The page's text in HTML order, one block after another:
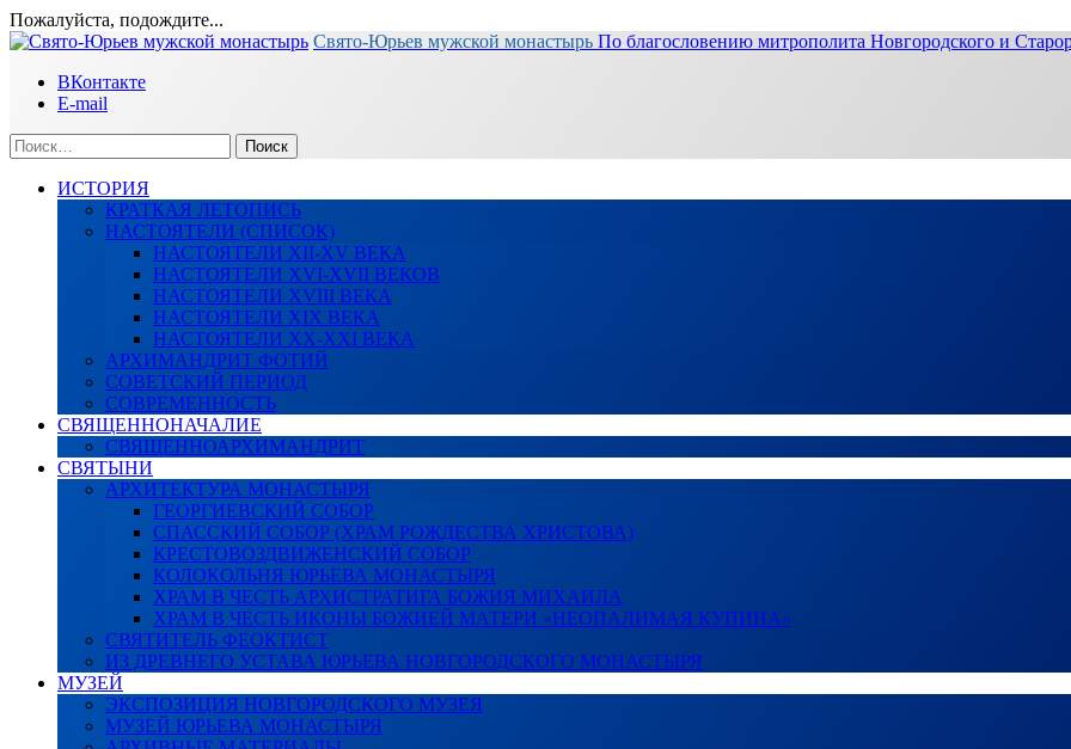
Пожалуйста, подождите...
Перейти
содержимому
Свято-Юрьев мужской монастырь По благословению митрополита Новгородского и
ВКонтакте
E-mail
Найти:
ИСТОРИЯ
КРАТКАЯ ЛЕТОПИСЬ
НАСТОЯТЕЛИ (СПИСОК)
НАСТОЯТЕЛИ XII-XV ВЕКА
НАСТОЯТЕЛИ XVI-XVII ВЕКОВ
НАСТОЯТЕЛИ XVIII ВЕКА
НАСТОЯТЕЛИ XIX ВЕКА
НАСТОЯТЕЛИ XX-XXI ВЕКА
АРХИМАНДРИТ ФОТИЙ
СОВЕТСКИЙ ПЕРИОД
СОВРЕМЕННОСТЬ
СВЯЩЕННОНАЧАЛИЕ
СВЯЩЕННОАРХИМАНДРИТ
СВЯТЫНИ
АРХИТЕКТУРА МОНАСТЫРЯ
ГЕОРГИЕВСКИЙ СОБОР
СПАССКИЙ СОБОР (ХРАМ РОЖДЕСТВА ХРИСТОВА)
КРЕСТОВОЗДВИЖЕНСКИЙ СОБОР
КОЛОКОЛЬНЯ ЮРЬЕВА МОНАСТЫРЯ
ХРАМ В ЧЕСТЬ АРХИСТРАТИГА БОЖИЯ МИХАИЛА
ХРАМ В ЧЕСТЬ ИКОНЫ БОЖИЕЙ МАТЕРИ «НЕОПАЛИМАЯ КУПИНА»
СВЯТИТЕЛЬ ФЕОКТИСТ
ИЗ ДРЕВНЕГО УСТАВА ЮРЬЕВА НОВГОРОДСКОГО МОНАСТЫРЯ
МУЗЕЙ
ЭКСПОЗИЦИЯ НОВГОРОДСКОГО МУЗЕЯ
МУЗЕЙ ЮРЬЕВА МОНАСТЫРЯ